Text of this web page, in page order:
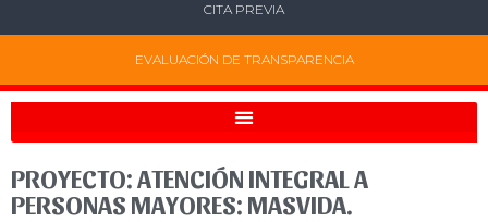
CITA PREVIA
EVALUACIÓN DE TRANSPARENCIA
PROYECTO: ATENCIÓN INTEGRAL A
PERSONAS MAYORES: MASVIDA.